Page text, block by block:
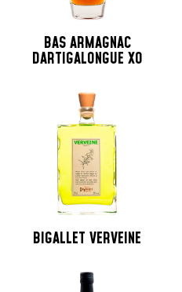
BAS ARMAGNAC
DARTIGALONGUE XO
BIGALLET VERVEINE